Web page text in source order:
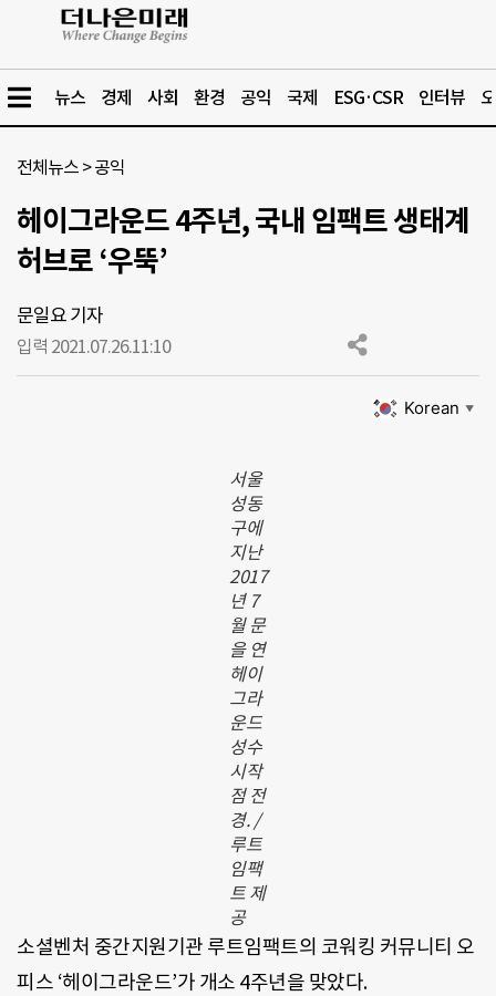
뉴스 경제 사회 환경 공익 국제 ESG·CSR 인터뷰
전체뉴스 >공익
헤이그라운드 4주년, 국내 임팩트 생태계
허브로 ‘우뚝’
문일요 기자
입력 2021.07.26.11:10
Korean ▼
서울
성동
구에
지난
2017
년 7
월 문
을 연
헤이
그라
운드
성수
시작
점 전
경. /
루트
임팩
트 제
공
소셜벤처 중간지원기관 루트임팩트의 코워킹 커뮤니티 오
피스 ‘헤이그라운드’가 개소 4주년을 맞았다.